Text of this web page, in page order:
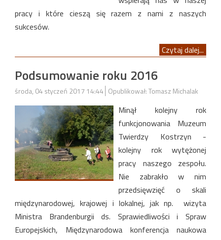
pracy i które cieszą się razem z nami z naszych
sukcesów.
Czytaj dalej...
Podsumowanie roku 2016
środa, 04 styczeń 2017 14:44 Opublikował: Tomasz Michalak
Minął kolejny rok
funkcjonowania Muzeum
Twierdzy Kostrzyn -
kolejny rok wytężonej
pracy naszego zespołu.
Nie zabrakło w nim
przedsięwzięć o skali
międzynarodowej, krajowej i lokalnej, jak np. wizyta
Ministra Brandenburgii ds. Sprawiedliwości i Spraw
Europejskich, Międzynarodowa konferencja naukowa